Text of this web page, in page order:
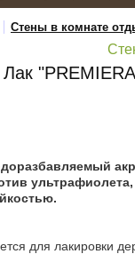
Стены в комнате
Лак
для лакировки